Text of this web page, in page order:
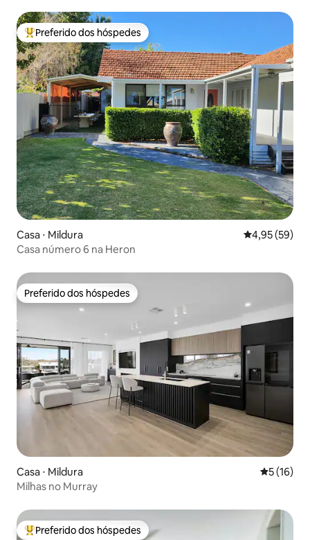
Entre os melhores preferidos dos hóspedes
Preferido dos hóspedes
Casa ⋅ Mildura 4,95 de uma
4,95 (59)
Casa número 6 na Heron
Preferido dos hóspedes
Preferido dos hóspedes
Casa ⋅ Mildura 5 de uma
5 (16)
Milhas no Murray
Entre os melhores preferidos dos hóspedes
Preferido dos hóspedes